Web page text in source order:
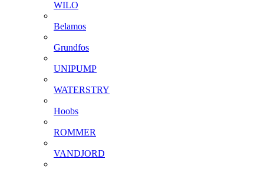
WILO
Belamos
Grundfos
UNIPUMP
WATERSTRY
Hoobs
ROMMER
VANDJORD